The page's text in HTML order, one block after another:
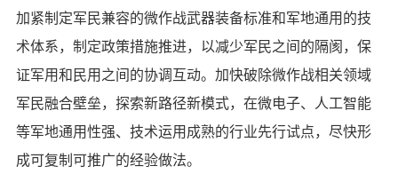
加紧制定军民兼容的微作战武器装备标准和军地通用的技
术体系，制定政策措施推进，以减少军民之间的隔阂，保
证军用和民用之间的协调互动。加快破除微作战相关领域
军民融合壁垒，探索新路径新模式，在微电子、人工智能
等军地通用性强、技术运用成熟的行业先行试点，尽快形
成可复制可推广的经验做法。